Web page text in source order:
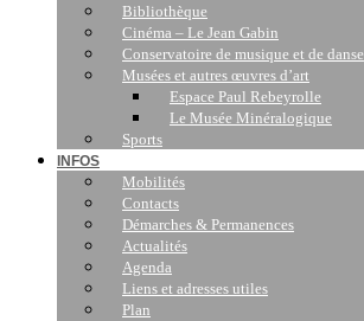
Bibliothèque
Cinéma – Le Jean Gabin
Conservatoire de musique et de danse
Musées et autres œuvres d’art
Espace Paul Rebeyrolle
Le Musée Minéralogique
Sports
INFOS
Mobilités
Contacts
Démarches & Permanences
Actualités
Agenda
Liens et adresses utiles
Plan